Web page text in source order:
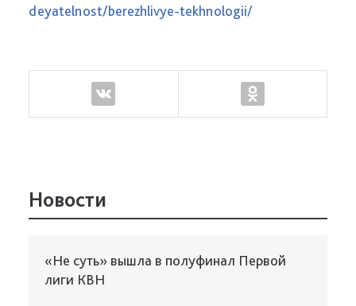
deyatelnost/berezhlivye-tekhnologii/
Новости
«Не суть» вышла в полуфинал Первой
лиги КВН